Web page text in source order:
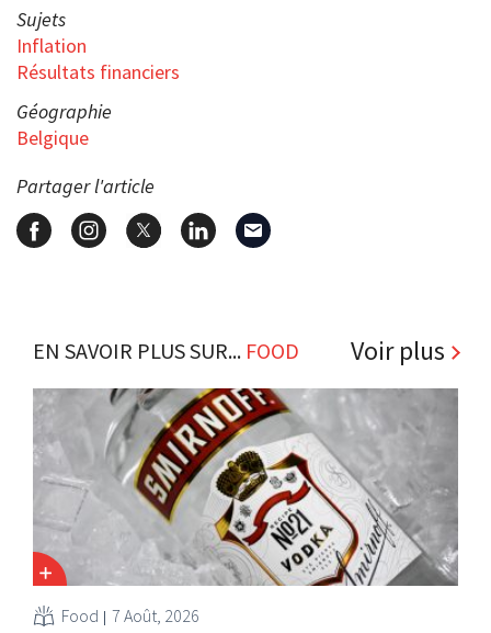
Sujets
Inflation
Résultats financiers
Géographie
Belgique
Partager l'article
EN SAVOIR PLUS SUR... FOOD Voir plus
Food 7 Août, 2026